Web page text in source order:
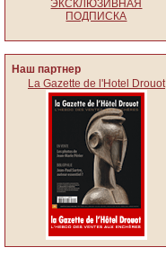
ЭКСКЛЮЗИВНАЯ
ПОДПИСКА
Наш партнер
La Gazette de l'Hotel Drouot